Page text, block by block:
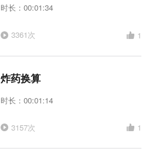
时长：00:01:34
3361次 1
炸药换算
时长：00:01:14
3157次 1